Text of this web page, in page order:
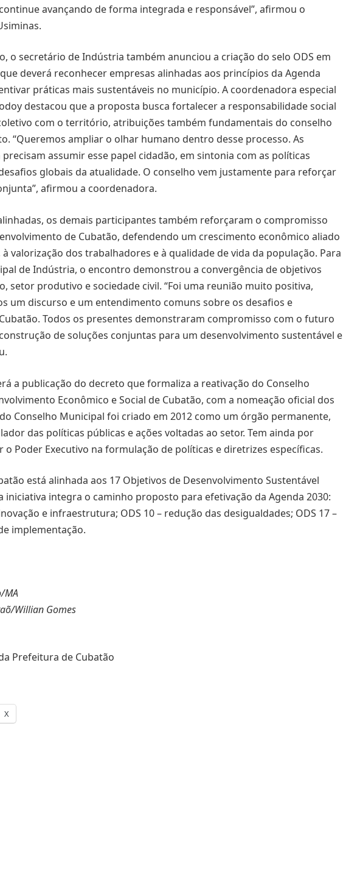
avançando de forma integrada e responsável”, afirmou o
o secretário de Indústria também anunciou a criação do selo ODS em
deverá reconhecer empresas alinhadas aos princípios da Agenda
práticas mais sustentáveis no município. A coordenadora especial
destacou que a proposta busca fortalecer a responsabilidade social
com o território, atribuições também fundamentais do conselho
“Queremos ampliar o olhar humano dentro desse processo. As
assumir esse papel cidadão, em sintonia com as políticas
globais da atualidade. O conselho vem justamente para reforçar
afirmou a coordenadora.
os demais participantes também reforçaram o compromisso
de Cubatão, defendendo um crescimento econômico aliado
valorização dos trabalhadores e à qualidade de vida da população. Para
de Indústria, o encontro demonstrou a convergência de objetivos
setor produtivo e sociedade civil. “Foi uma reunião muito positiva,
um discurso e um entendimento comuns sobre os desafios e
Todos os presentes demonstraram compromisso com o futuro
de soluções conjuntas para um desenvolvimento sustentável e
a publicação do decreto que formaliza a reativação do Conselho
Econômico e Social de Cubatão, com a nomeação oficial dos
Conselho Municipal foi criado em 2012 como um órgão permanente,
das políticas públicas e ações voltadas ao setor. Tem ainda por
o Poder Executivo na formulação de políticas e diretrizes específicas.
está alinhada aos 17 Objetivos de Desenvolvimento Sustentável
iniciativa integra o caminho proposto para efetivação da Agenda 2030:
e infraestrutura; ODS 10 – redução das desigualdades; ODS 17 –
implementação.
MA
Willian Gomes
Prefeitura de Cubatão
X